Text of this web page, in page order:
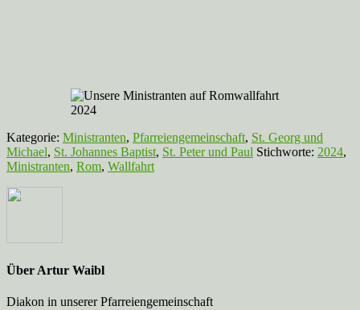
Kategorie: Ministranten, Pfarreiengemeinschaft, St. Georg und
Michael, St. Johannes Baptist, St. Peter und Paul Stichworte: 2024,
Ministranten, Rom, Wallfahrt
Über Artur Waibl
Diakon in unserer Pfarreiengemeinschaft